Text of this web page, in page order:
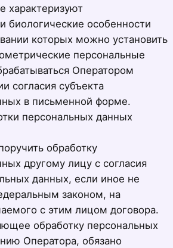
характеризуют
биологические особенности
которых можно установить
персональные
Оператором
согласия субъекта
в письменной форме.
персональных данных
обработку
другому лицу с согласия
данных, если иное не
законом, на
с этим лицом договора.
обработку персональных
Оператора, обязано